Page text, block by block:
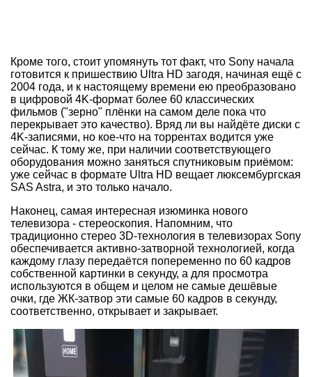
Кроме того, стоит упомянуть тот факт, что Sony начала
готовится к пришествию Ultra HD загодя, начиная ещё с
2004 года, и к настоящему времени ею преобразовано
в цифровой 4K-формат более 60 классических
фильмов ("зерно" плёнки на самом деле пока что
перекрывает это качество). Вряд ли вы найдёте диски с
4K-записями, но кое-что на торрентах водится уже
сейчас. К тому же, при наличии соответствующего
оборудования можно заняться спутниковым приёмом:
уже сейчас в формате Ultra HD вещает люксембургская
SAS Astra, и это только начало.
Наконец, самая интересная изюминка нового
телевизора - стереоскопия. Напомним, что
традиционно стерео 3D-технология в телевизорах Sony
обеспечивается активно-затворной технологией, когда
каждому глазу передаётся попеременно по 60 кадров
собственной картинки в секунду, а для просмотра
используются в общем и целом не самые дешёвые
очки, где ЖК-затвор эти самые 60 кадров в секунду,
соответственно, открывает и закрывает.